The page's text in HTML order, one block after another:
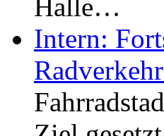
Halle…
Intern: